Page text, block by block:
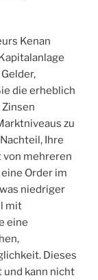
Kenan
die erheblich
zu
Ihre
von mehreren
Order im
niedriger
mit
eine
Dieses
kann nicht